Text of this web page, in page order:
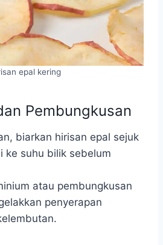
epal kering
Pembungkusan
biarkan hirisan epal sejuk
ke suhu bilik sebelum
atau pembungkusan
penyerapan